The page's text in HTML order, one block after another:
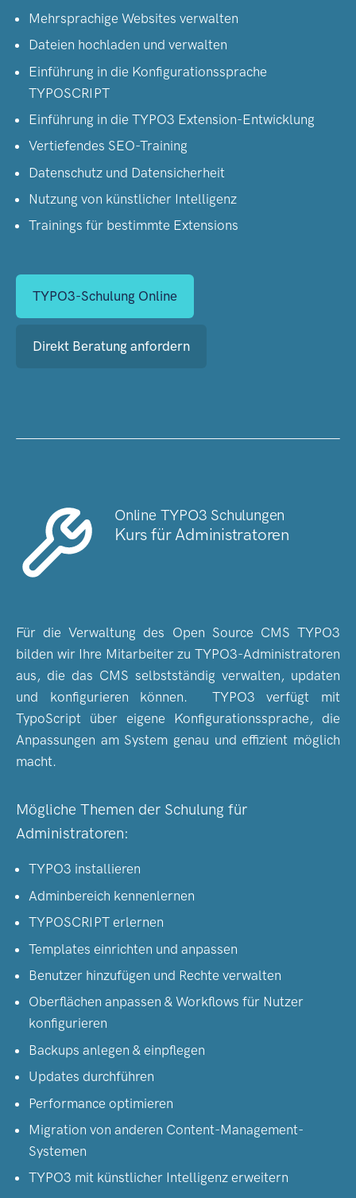
Mehrsprachige Websites verwalten
Dateien hochladen und verwalten
Einführung in die Konfigurationssprache
TYPOSCRIPT
Einführung in die TYPO3 Extension-Entwicklung
Vertiefendes SEO-Training
Datenschutz und Datensicherheit
Nutzung von künstlicher Intelligenz
Trainings für bestimmte Extensions
TYPO3-Schulung Online
Direkt Beratung anfordern
Online TYPO3 Schulungen
Kurs für Administratoren
Für die Verwaltung des Open Source CMS TYPO3
bilden wir Ihre Mitarbeiter zu TYPO3-Administratoren
aus, die das CMS selbstständig verwalten, updaten
und konfigurieren können. TYPO3 verfügt mit
TypoScript über eigene Konfigurationssprache, die
Anpassungen am System genau und effizient möglich
macht.
Mögliche Themen der Schulung für
Administratoren:
TYPO3 installieren
Adminbereich kennenlernen
TYPOSCRIPT erlernen
Templates einrichten und anpassen
Benutzer hinzufügen und Rechte verwalten
Oberflächen anpassen & Workflows für Nutzer
konfigurieren
Backups anlegen & einpflegen
Updates durchführen
Performance optimieren
Migration von anderen Content-Management-
Systemen
TYPO3 mit künstlicher Intelligenz erweitern